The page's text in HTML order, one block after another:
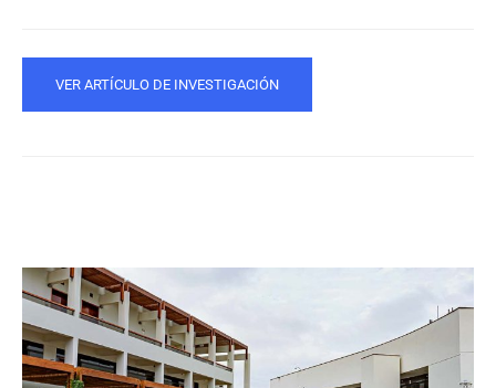
VER ARTÍCULO DE INVESTIGACIÓN